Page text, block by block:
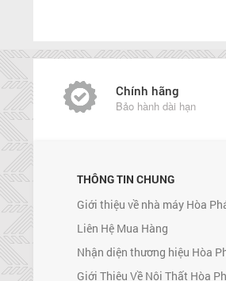
Chính hãng
Bảo hành dài hạn
THÔNG TIN CHUNG
Giới thiệu về nhà máy Hòa
Liên Hệ Mua Hàng
Nhận diện thương hiệu Hòa
Giới Thiệu Về Nội Thất Hòa